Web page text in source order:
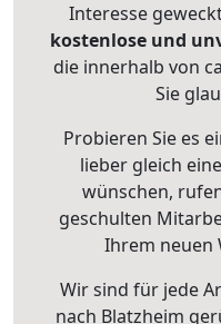
Interesse
kostenlose und
die innerhalb von
Sie
Probieren Sie es
lieber gleich eine
wünschen,
geschulten
Ihrem neuen
Wir sind für jede
nach Blatzheim